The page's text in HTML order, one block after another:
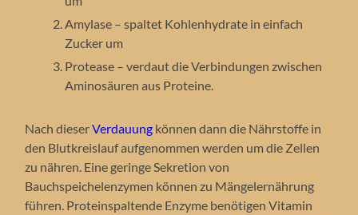
Amylase – spaltet Kohlenhydrate in einfach
Zucker um
Protease – verdaut die Verbindungen zwischen
Aminosäuren aus Proteine.
Nach dieserVerdauung können dann die Nährstoffe in
den Blutkreislauf aufgenommen werden um die Zellen
zu nähren. Eine geringe Sekretion von
Bauchspeichelenzymen können zu Mängelernährung
führen. Proteinspaltende Enzyme benötigen Vitamin